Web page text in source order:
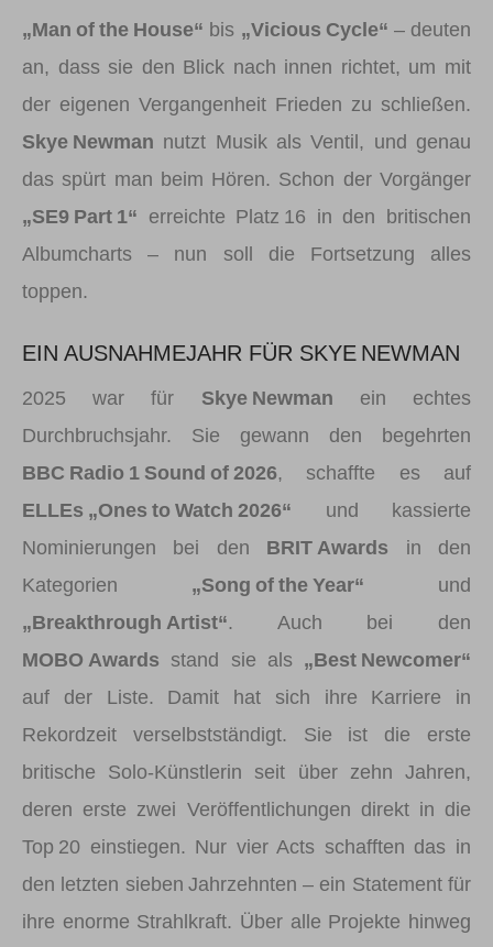
„Man of the House“ bis „Vicious Cycle“ – deuten
an, dass sie den Blick nach innen richtet, um mit
der eigenen Vergangenheit Frieden zu schließen.
Skye Newman nutzt Musik als Ventil, und genau
das spürt man beim Hören. Schon der Vorgänger
„SE9 Part 1“ erreichte Platz 16 in den britischen
Albumcharts – nun soll die Fortsetzung alles
toppen.
EIN AUSNAHMEJAHR FÜR SKYE NEWMAN
2025 war für Skye Newman ein echtes
Durchbruchsjahr. Sie gewann den begehrten
BBC Radio 1 Sound of 2026, schaffte es auf
ELLEs „Ones to Watch 2026“ und kassierte
Nominierungen bei den BRIT Awards in den
Kategorien „Song of the Year“ und
„Breakthrough Artist“. Auch bei den
MOBO Awards stand sie als „Best Newcomer“
auf der Liste. Damit hat sich ihre Karriere in
Rekordzeit verselbstständigt. Sie ist die erste
britische Solo‑Künstlerin seit über zehn Jahren,
deren erste zwei Veröffentlichungen direkt in die
Top 20 einstiegen. Nur vier Acts schafften das in
den letzten sieben Jahrzehnten – ein Statement für
ihre enorme Strahlkraft. Über alle Projekte hinweg